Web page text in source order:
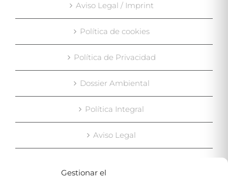
Gestionar el
Aviso Legal / Imprint
Política de cookies
Política de Privacidad
Dossier Ambiental
Política Integral
Aviso Legal